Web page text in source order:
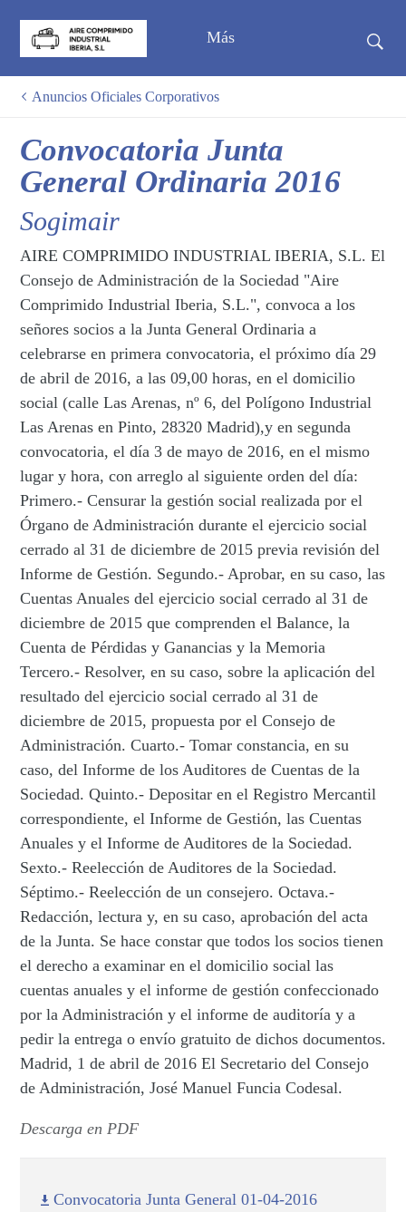
Más
Anuncios Oficiales Corporativos
Convocatoria Junta
General Ordinaria 2016
Sogimair
AIRE COMPRIMIDO INDUSTRIAL IBERIA, S.L. El
Consejo de Administración de la Sociedad "Aire
Comprimido Industrial Iberia, S.L.", convoca a los
señores socios a la Junta General Ordinaria a
celebrarse en primera convocatoria, el próximo día 29
de abril de 2016, a las 09,00 horas, en el domicilio
social (calle Las Arenas, nº 6, del Polígono Industrial
Las Arenas en Pinto, 28320 Madrid),y en segunda
convocatoria, el día 3 de mayo de 2016, en el mismo
lugar y hora, con arreglo al siguiente orden del día:
Primero.- Censurar la gestión social realizada por el
Órgano de Administración durante el ejercicio social
cerrado al 31 de diciembre de 2015 previa revisión del
Informe de Gestión. Segundo.- Aprobar, en su caso, las
Cuentas Anuales del ejercicio social cerrado al 31 de
diciembre de 2015 que comprenden el Balance, la
Cuenta de Pérdidas y Ganancias y la Memoria
Tercero.- Resolver, en su caso, sobre la aplicación del
resultado del ejercicio social cerrado al 31 de
diciembre de 2015, propuesta por el Consejo de
Administración. Cuarto.- Tomar constancia, en su
caso, del Informe de los Auditores de Cuentas de la
Sociedad. Quinto.- Depositar en el Registro Mercantil
correspondiente, el Informe de Gestión, las Cuentas
Anuales y el Informe de Auditores de la Sociedad.
Sexto.- Reelección de Auditores de la Sociedad.
Séptimo.- Reelección de un consejero. Octava.-
Redacción, lectura y, en su caso, aprobación del acta
de la Junta. Se hace constar que todos los socios tienen
el derecho a examinar en el domicilio social las
cuentas anuales y el informe de gestión confeccionado
por la Administración y el informe de auditoría y a
pedir la entrega o envío gratuito de dichos documentos.
Madrid, 1 de abril de 2016 El Secretario del Consejo
de Administración, José Manuel Funcia Codesal.
Descarga en PDF
Convocatoria Junta General 01-04-2016